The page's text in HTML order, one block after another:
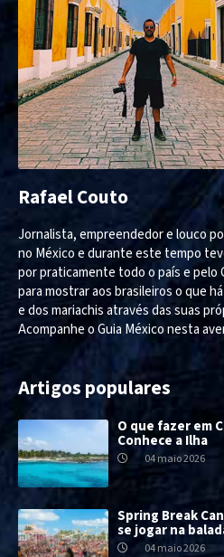
Rafael Couto
Jornalista, empreendedor e louco
no México e durante este tempo
por praticamente todo o país e pelo
para mostrar aos brasileiros o que
e dos mariachis através das suas
Acompanhe o Guia México nesta
Artigos populares
O que fazer em
Conhece a Ilha
04 maio 2026
Spring Break
se jogar na
04 maio 2026